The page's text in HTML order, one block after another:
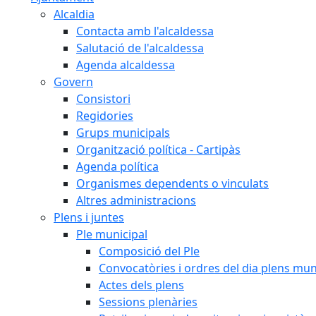
Alcaldia
Contacta amb l'alcaldessa
Salutació de l'alcaldessa
Agenda alcaldessa
Govern
Consistori
Regidories
Grups municipals
Organització política - Cartipàs
Agenda política
Organismes dependents o vinculats
Altres administracions
Plens i juntes
Ple municipal
Composició del Ple
Convocatòries i ordres del dia plens
Actes dels plens
Sessions plenàries